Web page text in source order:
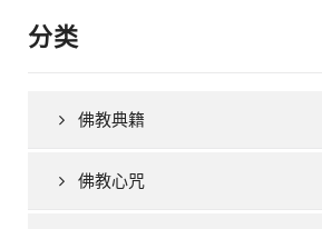
分类
佛教典籍
佛教心咒